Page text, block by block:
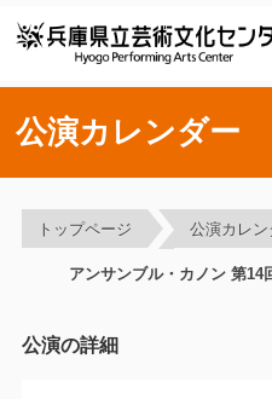
公演カレンダー
トップページ 公演カレン
アンサンブル・カノン 第14
公演の詳細